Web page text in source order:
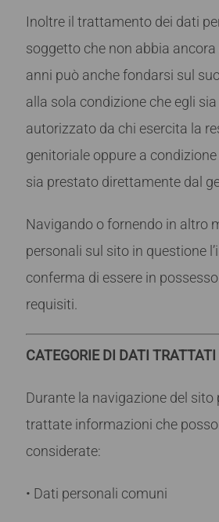
Inoltre il trattamento dei dati
soggetto che non abbia
anni può anche fondarsi sul
alla sola condizione che egli
autorizzato da chi esercita la
genitoriale oppure a
sia prestato direttamente dal
Navigando o fornendo in altro
personali sul sito in questione
conferma di essere in
requisiti.
CATEGORIE DI DATI TRATTATI
Durante la navigazione del sito
trattate informazioni che
considerate:
• Dati personali comuni